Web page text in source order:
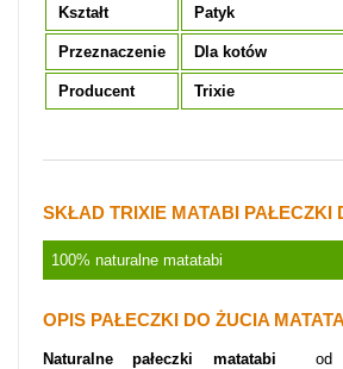
Kształt Patyk
Przeznaczenie Dla kotów
Producent Trixie
SKŁAD TRIXIE MATABI PAŁECZKI
100% naturalne matatabi
OPIS PAŁECZKI DO ŻUCIA
Naturalne pałeczki matatabi od